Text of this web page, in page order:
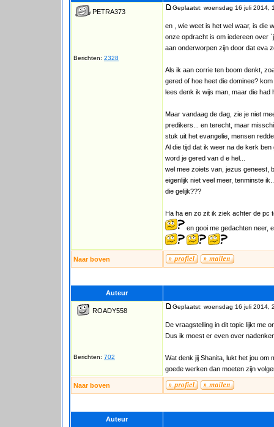
PETRA373
Berichten: 2328
Geplaatst: woensdag 16 juli 2014,
en , wie weet is het wel waar, is die
onze opdracht is om iedereen over
aan onderworpen zijn door dat eva
Als ik aan corrie ten boom denkt,
gered of hoe heet die dominee?
lees denk ik wijs man, maar die
Maar vandaag de dag, zie je niet
predikers... en terecht, maar
stuk uit het evangelie, mensen
Al die tijd dat ik weer na de kerk
word je gered van d e hel...
wel mee zoiets van, jezus geneest,
eigenlijk niet veel meer, tenminste
die gelijk???
Ha ha en zo zit ik ziek achter de pc
en gooi me gedachten neer,
Naar boven
Auteur
ROADY558
Berichten: 702
Geplaatst: woensdag 16 juli 2014,
De vraagstelling in dit topic lijkt me
Dus ik moest er even over
Wat denk jij Shanita, lukt het jou
goede werken dan moeten zijn
Naar boven
Auteur